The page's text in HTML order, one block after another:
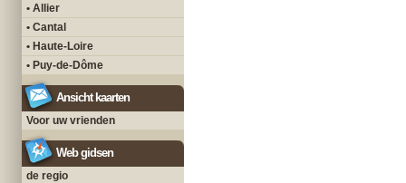
• Allier
• Cantal
• Haute-Loire
• Puy-de-Dôme
Ansicht kaarten
Voor uw vrienden
Web gidsen
de regio